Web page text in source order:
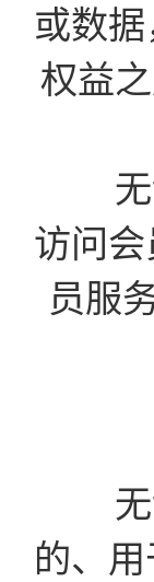
或数
权益
无敌
访问
员服
无敌
的、